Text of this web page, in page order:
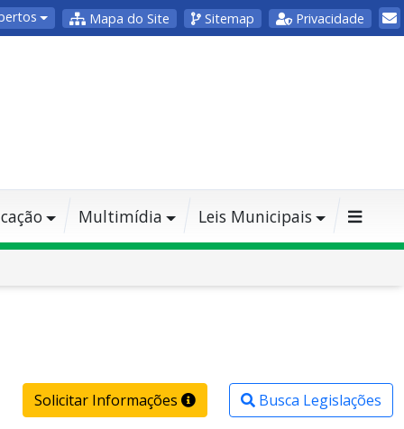
Mapa do Site Sitemap Privacidade
Multimídia Leis Municipais
Busca Legislações
Solicitar Informações